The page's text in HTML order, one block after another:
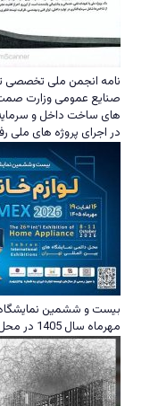
نامه انجمن ملی تخصصی
صنایع عمومی وزارت
های ساخت داخل و
در اجرای پروژه های ملی
مهرماه سال 1405 در محل دائمی نمایشگاه های بین المللی تهران